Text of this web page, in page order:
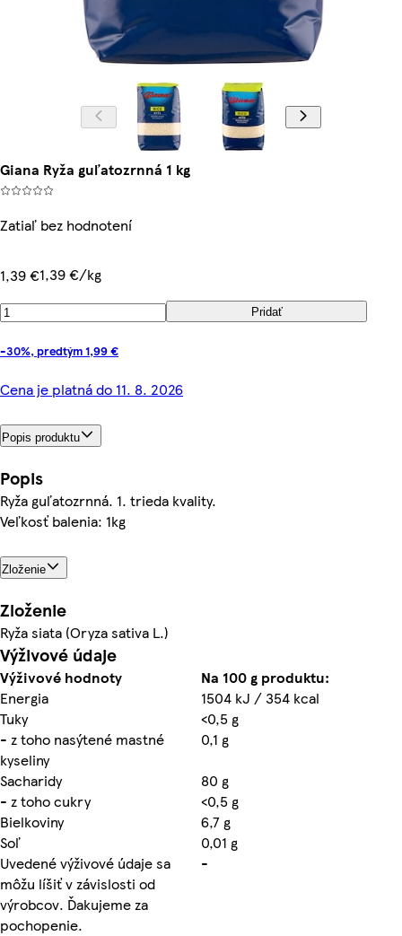
Giana Ryža guľatozrnná 1 kg
Zatiaľ bez hodnotení
1,39 €1,39 €/kg
Pridať
-30%, predtým 1,99 €
Cena je platná do 11. 8. 2026
Popis produktu
Popis
Ryža guľatozrnná. 1. trieda kvality.
Veľkosť balenia: 1kg
Zloženie
Zloženie
Ryža siata (Oryza sativa L.)
Výživové údaje
Výživové hodnoty
Na 100 g produktu:
Energia
1504 kJ / 354 kcal
Tuky
<0,5 g
- z toho nasýtené mastné
kyseliny
0,1 g
Sacharidy
80 g
- z toho cukry
<0,5 g
Bielkoviny
6,7 g
Soľ
0,01 g
Uvedené výživové údaje sa
môžu líšiť v závislosti od
výrobcov. Ďakujeme za
pochopenie.
-